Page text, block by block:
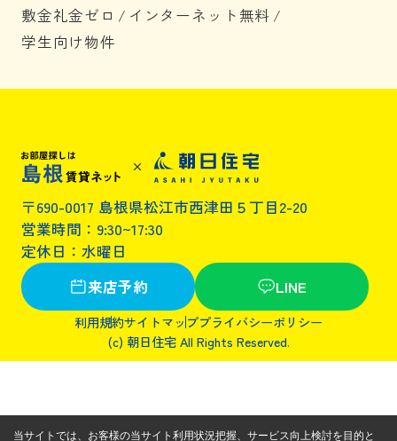
敷金礼金ゼロ / インターネット無料 /
学生向け物件
〒690-0017 島根県松江市西津田５丁目2-20
営業時間：9:30~17:30
定休日：水曜日
来店予約
LINE
利用規約サイトマッププライバシーポリシー
(c) 朝日住宅 All Rights Reserved.
当サイトでは、お客様の当サイト利用状況把握、サービス向上検討を目的と